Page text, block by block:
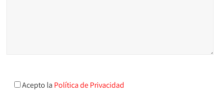
Acepto la Política de Privacidad